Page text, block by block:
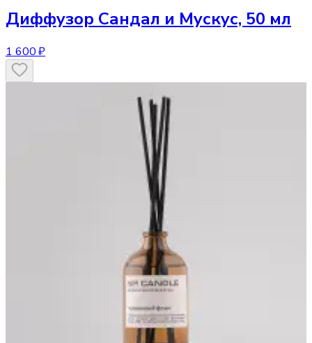
Диффузор Сандал и Мускус, 50 мл
1 600 ₽